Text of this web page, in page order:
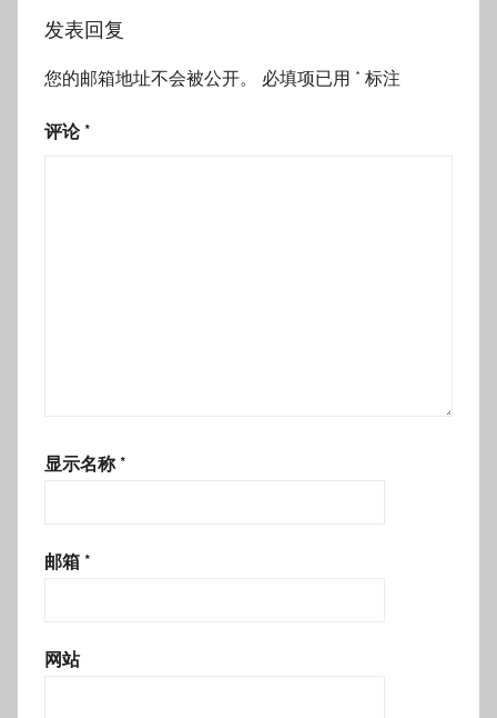
发表回复
您的邮箱地址不会被公开。 必填项已用 * 标注
评论 *
显示名称 *
邮箱 *
网站